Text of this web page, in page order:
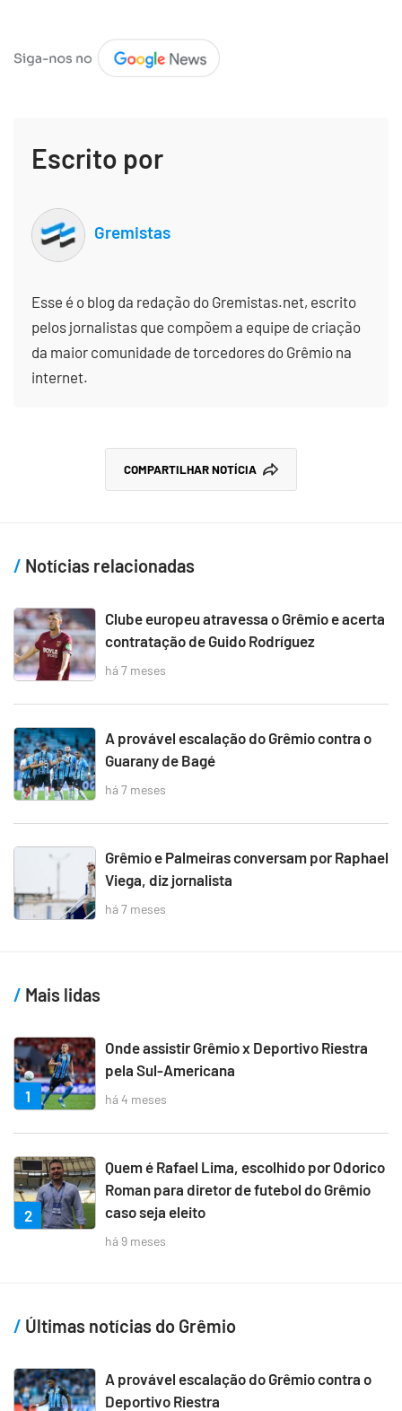
Escrito por
Gremistas
Esse é o blog da redação do Gremistas.net, escrito
pelos jornalistas que compõem a equipe de criação
da maior comunidade de torcedores do Grêmio na
internet.
COMPARTILHAR NOTÍCIA
Notícias relacionadas
Clube europeu atravessa o Grêmio e acerta
contratação de Guido Rodríguez
há 7 meses
A provável escalação do Grêmio contra o
Guarany de Bagé
há 7 meses
Grêmio e Palmeiras conversam por Raphael
Viega, diz jornalista
há 7 meses
Mais lidas
1
Onde assistir Grêmio x Deportivo Riestra
pela Sul-Americana
há 4 meses
2
Quem é Rafael Lima, escolhido por Odorico
Roman para diretor de futebol do Grêmio
caso seja eleito
há 9 meses
Últimas notícias do Grêmio
A provável escalação do Grêmio contra o
Deportivo Riestra